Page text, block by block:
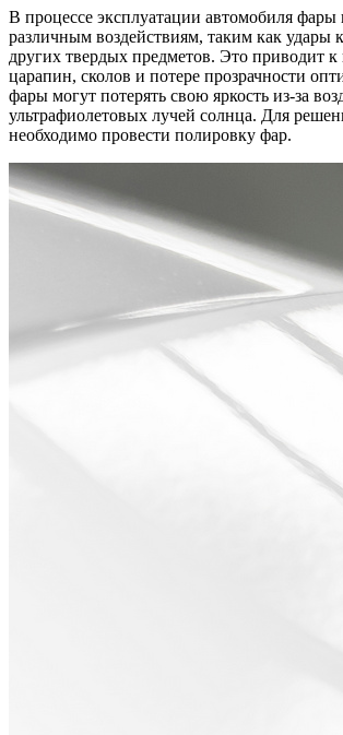
В процессе эксплуатации автомобиля фары
различным воздействиям, таким как удары
других твердых предметов. Это приводит
царапин, сколов и потере прозрачности
фары могут потерять свою яркость из-за
ультрафиолетовых лучей солнца. Для
необходимо провести полировку фар.